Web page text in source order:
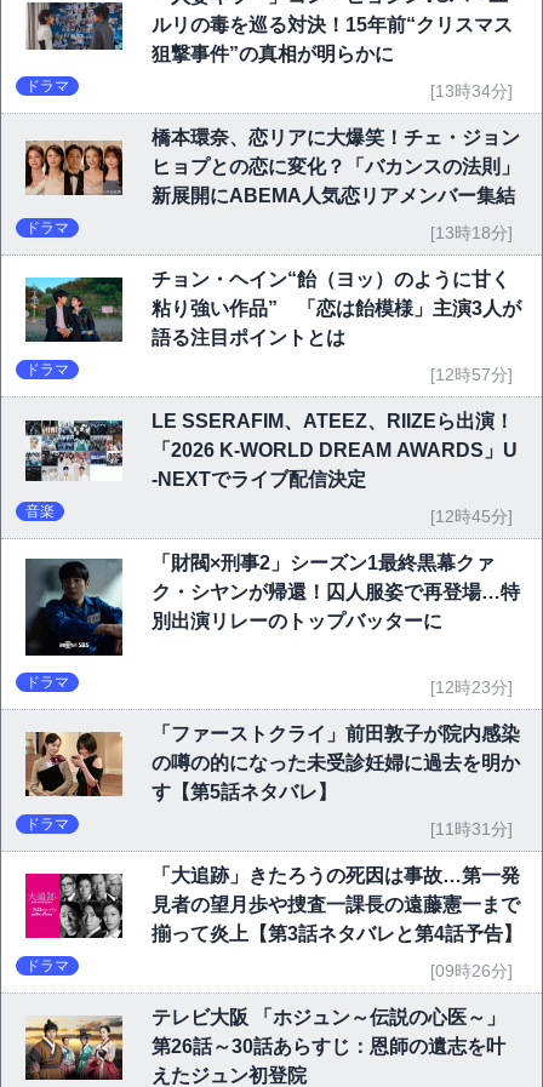
ルリの毒を巡る対決！15年前“クリスマス
狙撃事件”の真相が明らかに
ドラマ [13時34分]
橋本環奈、恋リアに大爆笑！チェ・ジョン
ヒョプとの恋に変化？「バカンスの法則」
新展開にABEMA人気恋リアメンバー集結
ドラマ [13時18分]
チョン・ヘイン“飴（ヨッ）のように甘く
粘り強い作品” 「恋は飴模様」主演3人が
語る注目ポイントとは
ドラマ [12時57分]
LE SSERAFIM、ATEEZ、RIIZEら出演！
「2026 K-WORLD DREAM AWARDS」U
-NEXTでライブ配信決定
音楽 [12時45分]
「財閥×刑事2」シーズン1最終黒幕クァ
ク・シヤンが帰還！囚人服姿で再登場…特
別出演リレーのトップバッターに
ドラマ [12時23分]
「ファーストクライ」前田敦子が院内感染
の噂の的になった未受診妊婦に過去を明か
す【第5話ネタバレ】
ドラマ [11時31分]
「大追跡」きたろうの死因は事故…第一発
見者の望月歩や捜査一課長の遠藤憲一まで
揃って炎上【第3話ネタバレと第4話予告】
ドラマ [09時26分]
テレビ大阪 「ホジュン～伝説の心医～」
第26話～30話あらすじ：恩師の遺志を叶
えたジュン初登院